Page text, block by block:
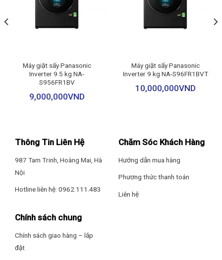
– Hẹn giờ
– Khóa trẻ em
khuẩn, làm mềm vải và giảm nhăn quần áo. Hơi nước thẩm thấu
sâu vào từng sợi vải, loại bỏ mùi hôi và giữ quần áo luôn sạch
sẽ, mềm mại, giúp bảo vệ sức khỏe gia đình bạn.
Máy giặt sấy Panasonic
Inverter 9.5 kg NA-
S956FR1BV
9,000,000VND
Máy giặt sấy Panasonic
Inverter 9 kg NA-S96FR1BVT
10,000,000VND
Thông Tin Liên Hệ
987 Tam Trinh, Hoàng Mai, Hà
Nội
Hotline liên hệ: 0962.111.483
Chăm Sóc Khách Hàng
Hướng dẫn mua hàng
Phương thức thanh toán
Liên hệ
Chính sách chung
Chính sách giao hàng – lắp
đặt